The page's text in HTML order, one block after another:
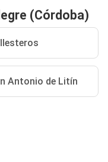
(Córdoba)
Antonio de Litín